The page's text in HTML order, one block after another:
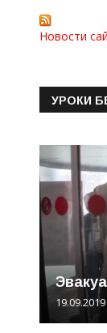
Новости
УРОКИ
19.09.2019